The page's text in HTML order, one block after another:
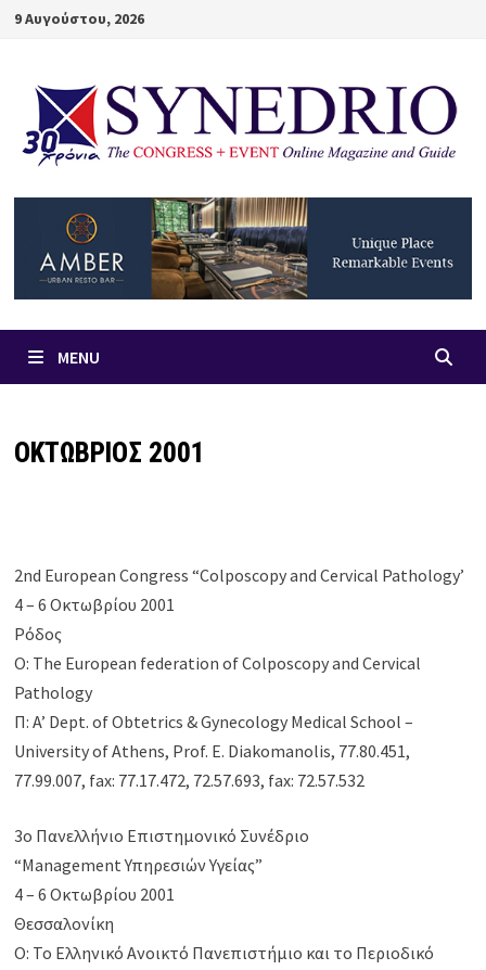
Skip9 Αυγούστου, 2026
MENU
ΟΚΤΩΒΡΙΟΣ 2001
2nd European Congress “Colposcopy and Cervical Pathology’
4 – 6 Οκτωβρίου 2001
Ρόδος
Ο: The European federation of Colposcopy and Cervical
Pathology
Π: A’ Dept. of Obtetrics & Gynecology Medical School –
University of Athens, Prof. E. Diakomanolis, 77.80.451,
77.99.007, fax: 77.17.472, 72.57.693, fax: 72.57.532
3ο Πανελλήνιο Επιστημονικό Συνέδριο
“Management Υπηρεσιών Υγείας”
4 – 6 Οκτωβρίου 2001
Θεσσαλονίκη
Ο: Το Ελληνικό Ανοικτό Πανεπιστήμιο και το Περιοδικό